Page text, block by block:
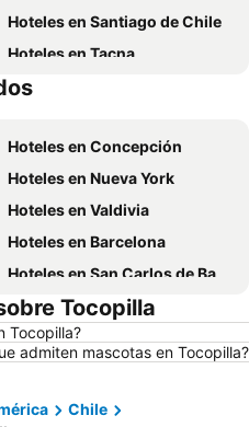
Hoteles en Santiago de Chile
Hoteles en Tacna
Hoteles en Isla de Pascua
Hoteles en Concepción
Hoteles en Nueva York
Hoteles en Valdivia
Hoteles en Barcelona
Hoteles en San Carlos de Bariloche
Hoteles en Pucón
Hoteles en Puerto Montt
Hoteles en Calama
Hoteles en São Paulo
Tocopilla
Tocopilla?
admiten mascotas en Tocopilla?
Chile